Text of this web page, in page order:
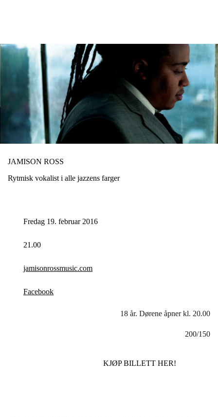
JAMISON ROSS
Rytmisk vokalist i alle jazzens farger
Fredag 19. februar 2016
21.00
jamisonrossmusic.com
Facebook
18 år. Dørene åpner kl. 20.00
200/150
KJØP BILLETT HER!